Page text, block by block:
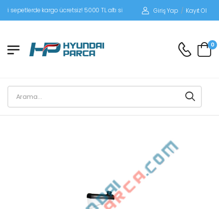
kargo ücretsiz! 5000 TL altı siparişlerinizde siparişleriniz alıcı
Giriş Yap / Kayıt Ol
0